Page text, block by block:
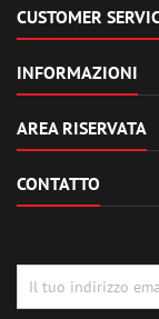
CUSTOMER
INFORMAZIONI
AREA RISERVATA
CONTATTO